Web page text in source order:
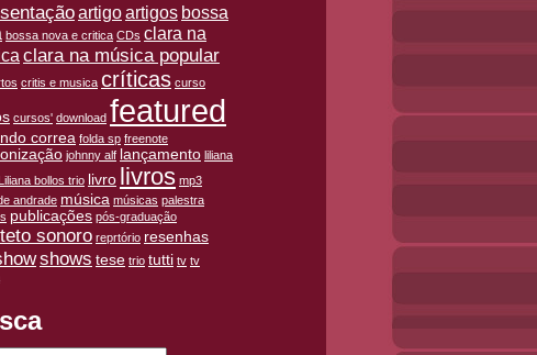
artigoartigos bossa
bossa nova e critica CDs clara na
clara na música popular
critis e musica críticas curso
cursos' download featured
correa folda sp freenote
johnny alf lançamento liliana
Liliana bollos trio livro livros mp3
andrade música músicas palestra
publicações pós-graduação
sonoro reprtório resenhas
shows tese trio tutti tv tv